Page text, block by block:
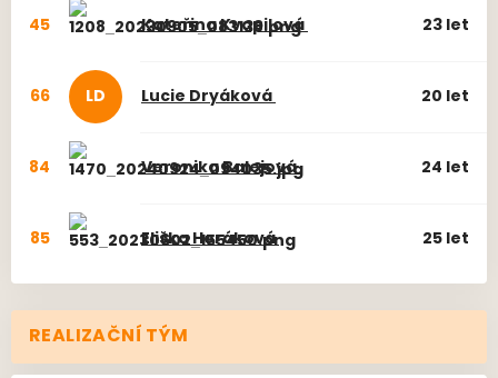
REALIZAČNÍ TÝM
45 KateřinaKvapilová 23 let
66 LD LucieDryáková 20 let
84 VeronikaBalejová 24 let
85 EliškaHoráková 25 let